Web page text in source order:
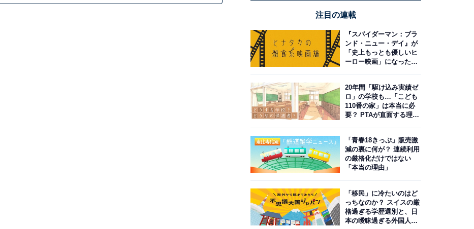
注目の連載
『スパイダーマン：ブラ
ンド・ニュー・デイ』が
「史上もっとも優しいヒ
ーロー映画」になった理
20年間「駆け込み実績ゼ
ロ」の学校も…「こども
110番の家」は本当に必
要？ PTAが直面する理想
「青春18きっぷ」販売激
減の裏に何が？ 連続利用
の厳格化だけではない
「本当の理由」
「移民」に冷たいのはど
っちなのか？ スイスの厳
格過ぎる学歴選別と、日
本の曖昧過ぎる外国人政